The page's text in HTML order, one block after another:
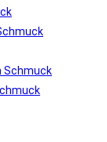
Schmuck